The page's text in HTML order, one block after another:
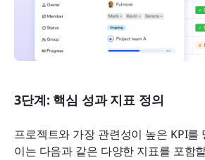
3단계: 핵심 성과 지표 정의
프로젝트와 가장 관련성이 높은 KPI를
이는 다음과 같은 다양한 지표를 포함